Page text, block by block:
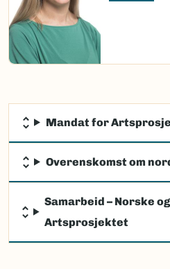
Mandat for
Overenskomst om
Samarbeid – Norske
Artsprosjektet